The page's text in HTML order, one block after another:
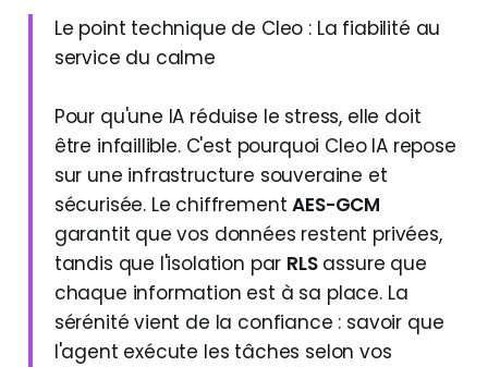
Le point technique de Cleo : La fiabilité au
service du calme
Pour qu'une IA réduise le stress, elle doit
être infaillible. C'est pourquoi Cleo IA repose
sur une infrastructure souveraine et
sécurisée. Le chiffrementAES-GCM
garantit que vos données restent privées,
tandis que l'isolation par RLSassure que
chaque information est à sa place. La
sérénité vient de la confiance : savoir que
l'agent exécute les tâches selon vos